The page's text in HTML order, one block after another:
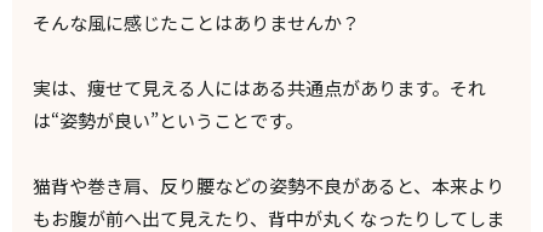
そんな風に感じたことはありませんか？
実は、痩せて見える人にはある共通点があります。それ
は“姿勢が良い”ということです。
猫背や巻き肩、反り腰などの姿勢不良があると、本来より
もお腹が前へ出て見えたり、背中が丸くなったりしてしま